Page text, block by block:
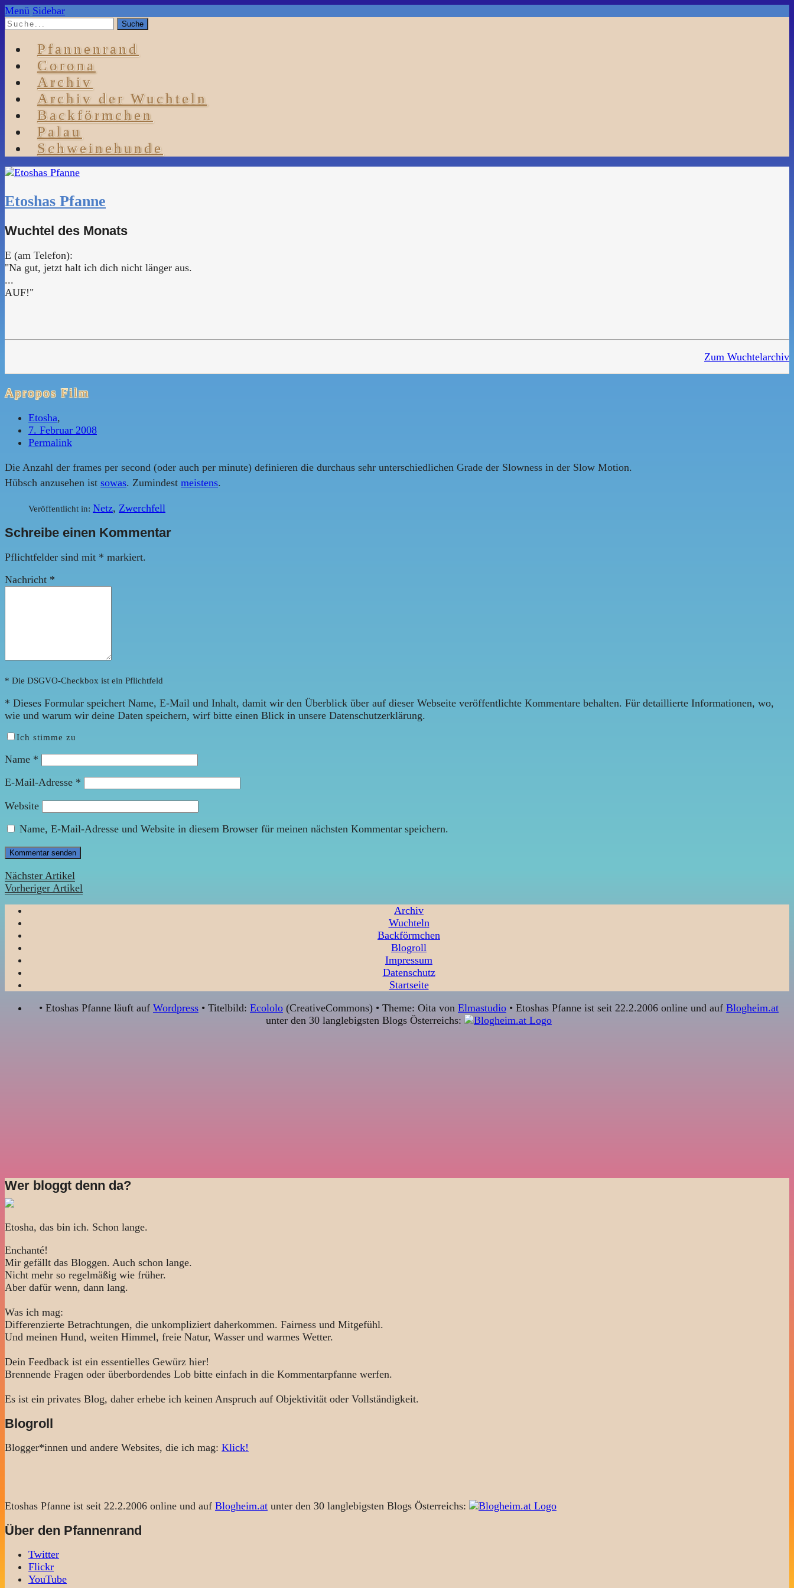
Menü Sidebar
Pfannenrand
Corona
Archiv
Archiv der Wuchteln
Backförmchen
Palau
Schweinehunde
Etoshas Pfanne
Wuchtel des Monats
E (am Telefon):
"Na gut, jetzt halt ich dich nicht länger aus.
...
AUF!"
Zum Wuchtelarchiv
Apropos Film
Etosha,
7. Februar 2008
Permalink
Die Anzahl der frames per second (oder auch per minute) definieren die durchaus sehr unterschiedlichen Grade der Slowness in der Slow Motion.
Hübsch anzusehen ist sowas. Zumindest meistens.
Veröffentlicht in: Netz, Zwerchfell
Schreibe einen Kommentar
Pflichtfelder sind mit * markiert.
Nachricht *
* Die DSGVO-Checkbox ist ein Pflichtfeld
* Dieses Formular speichert Name, E-Mail und Inhalt, damit wir den Überblick über auf dieser Webseite veröffentlichte Kommentare behalten. Für detaillierte Informationen, wo,
wie und warum wir deine Daten speichern, wirf bitte einen Blick in unsere Datenschutzerklärung.
Ich stimme zu
Name *
E-Mail-Adresse *
Website
Name, E-Mail-Adresse und Website in diesem Browser für meinen nächsten Kommentar speichern.
Nächster Artikel
Vorheriger Artikel
Archiv
Wuchteln
Backförmchen
Blogroll
Impressum
Datenschutz
Startseite
• Etoshas Pfanne läuft auf Wordpress • Titelbild: Ecololo (CreativeCommons) • Theme: Oita von Elmastudio • Etoshas Pfanne ist seit 22.2.2006 online und auf Blogheim.at
unter den 30 langlebigsten Blogs Österreichs:
Wer bloggt denn da?
Etosha, das bin ich. Schon lange.
Enchanté!
Mir gefällt das Bloggen. Auch schon lange.
Nicht mehr so regelmäßig wie früher.
Aber dafür wenn, dann lang.
Was ich mag:
Differenzierte Betrachtungen, die unkompliziert daherkommen. Fairness und Mitgefühl.
Und meinen Hund, weiten Himmel, freie Natur, Wasser und warmes Wetter.
Dein Feedback ist ein essentielles Gewürz hier!
Brennende Fragen oder überbordendes Lob bitte einfach in die Kommentarpfanne werfen.
Es ist ein privates Blog, daher erhebe ich keinen Anspruch auf Objektivität oder Vollständigkeit.
Blogroll
Blogger*innen und andere Websites, die ich mag: Klick!
Etoshas Pfanne ist seit 22.2.2006 online und auf Blogheim.at unter den 30 langlebigsten Blogs Österreichs:
Über den Pfannenrand
Twitter
Flickr
YouTube